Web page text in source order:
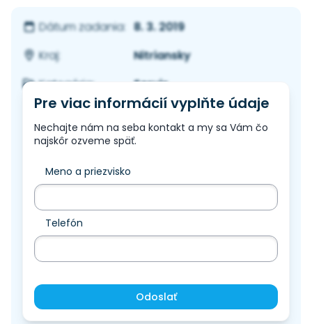
Dátum zadania: 8. 3. 2019
Kraj:
Nitriansky
Kategória:
Servis
Pre viac informácií vyplňte údaje
Nechajte nám na seba kontakt a my sa Vám čo
najskôr ozveme späť.
Meno a priezvisko
Telefón
Odoslať